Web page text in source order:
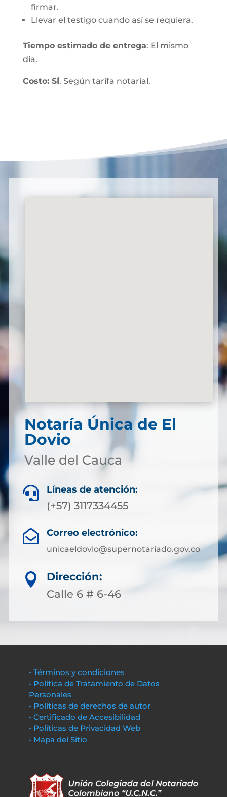
firmar.
Llevar el testigo cuando así se requiera.
Tiempo estimado de entrega: El mismo
día.
Costo: SÍ. Según tarifa notarial.
Notaría Única de El
Dovio
Valle del Cauca
 Líneas de atención:
(+57) 3117334455
 Correo electrónico:
unicaeldovio@supernotariado.gov.co

Dirección:
Calle 6 # 6-46
• Términos y condiciones
• Política de Tratamiento de Datos
Personales
• Políticas de derechos de autor
• Certificado de Accesibilidad
• Políticas de Privacidad Web
• Mapa del Sitio